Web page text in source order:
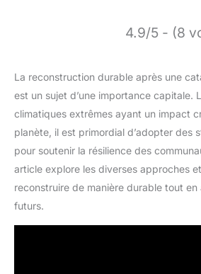
4.9/5 - (8
La reconstruction durable après une
est un sujet d’une importance capitale.
climatiques extrêmes ayant un impact
planète, il est primordial d’adopter des
pour soutenir la résilience des
article explore les diverses approches
reconstruire de manière durable tout
futurs.